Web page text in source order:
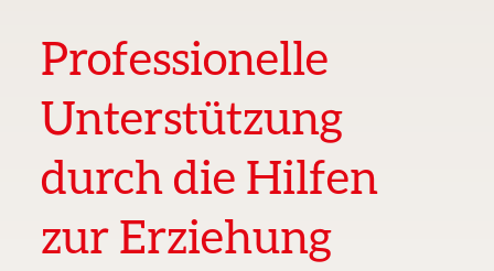
Professionelle
Unterstützung
durch die Hilfen
zur Erziehung